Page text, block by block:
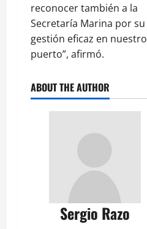
reconocer también a la
Secretaría Marina por su
gestión eficaz en nuestro
puerto”, afirmó.
ABOUT THE AUTHOR
Sergio Razo